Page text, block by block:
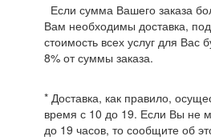
Если сумма Вашего заказа
Вам необходимы доставка,
стоимость всех услуг для Вас
8% от суммы заказа.
* Доставка, как правило,
время с 10 до 19. Если Вы не
до 19 часов, то сообщите об